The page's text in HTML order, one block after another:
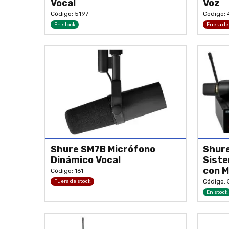
Vocal
Código: 5197
En stock
Voz
Código:
Fuera
Shure SM7B Micrófono
Dinámico Vocal
Código: 161
Fuera de stock
con
Código:
En stock